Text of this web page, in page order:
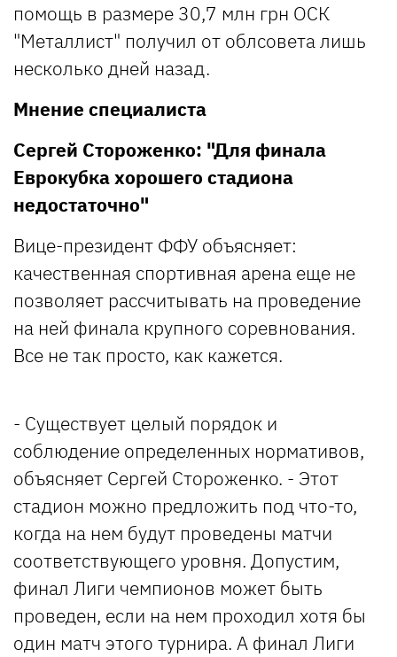
помощь в размере 30,7 млн грн ОСК
"Металлист" получил от облсовета лишь
несколько дней назад.
Мнение специалиста
Сергей Стороженко: "Для финала
Еврокубка хорошего стадиона
недостаточно"
Вице-президент ФФУ объясняет:
качественная спортивная арена еще не
позволяет рассчитывать на проведение
на ней финала крупного соревнования.
Все не так просто, как кажется.
- Существует целый порядок и
соблюдение определенных нормативов,
объясняет Сергей Стороженко. - Этот
стадион можно предложить под что-то,
когда на нем будут проведены матчи
соответствующего уровня. Допустим,
финал Лиги чемпионов может быть
проведен, если на нем проходил хотя бы
один матч этого турнира. А финал Лиги